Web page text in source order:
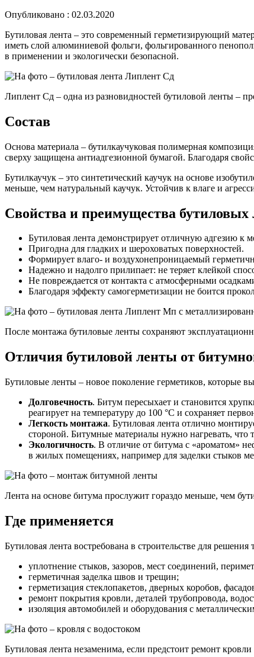
Опубликовано : 02.03.2020
Бутиловая лента – это современный герметизирующий
иметь слой алюминиевой фольги, фольгированного
в применении и экологически безопасной.
Липлент Сд – одна из разновидностей бутиловой ленты –
Состав
Основа материала – бутилкаучуковая полимерная
сверху защищена антиадгезионной бумагой. Благодаря
Бутилкаучук – это синтетический каучук на основе
меньше, чем натуральный каучук. Устойчив к влаге и
Свойства и преимущества бутиловых
Бутиловая лента демонстрирует отличную адгезию к
Пригодна для гладких и шероховатых поверхностей.
Формирует влаго- и воздухонепроницаемый
Надежно и надолго прилипает: не теряет клейкой
Не повреждается от контакта с атмосферными
Благодаря эффекту самогерметизации не боится
После монтажа бутиловые ленты сохраняют
Отличия бутиловой ленты от
Бутиловые ленты – новое поколение герметиков, которые
Долговечность. Битум пересыхает и становится
реагирует на температуру до 100 °С и сохраняет
Легкость монтажа. Бутиловая лента отлично
стороной. Битумные материалы нужно нагревать, что
Экологичность. В отличие от битума с «ароматом»
в жилых помещениях, например для заделки стыков
Лента на основе битума прослужит гораздо меньше, чем
Где применяется
Бутиловая лента востребована в строительстве для решения
уплотнение стыков, зазоров, мест соединений,
герметичная заделка швов и трещин;
герметизация стеклопакетов, дверных коробов,
ремонт покрытия кровли, деталей трубопровода,
изоляция автомобилей и оборудования с
Бутиловая лента незаменима, если предстоит ремонт кровли